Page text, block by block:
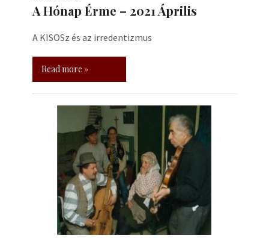
A Hónap Érme – 2021 Április
A KISOSz és az irredentizmus
Read more »